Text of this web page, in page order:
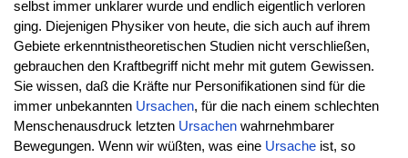
selbst immer unklarer wurde und endlich eigentlich verloren
ging. Diejenigen Physiker von heute, die sich auch auf ihrem
Gebiete erkenntnistheoretischen Studien nicht verschließen,
gebrauchen den Kraftbegriff nicht mehr mit gutem Gewissen.
Sie wissen, daß die Kräfte nur Personifikationen sind für die
immer unbekannten Ursachen, für die nach einem schlechten
Menschenausdruck letzten Ursachenwahrnehmbarer
Bewegungen. Wenn wir wüßten, was eine Ursacheist, so